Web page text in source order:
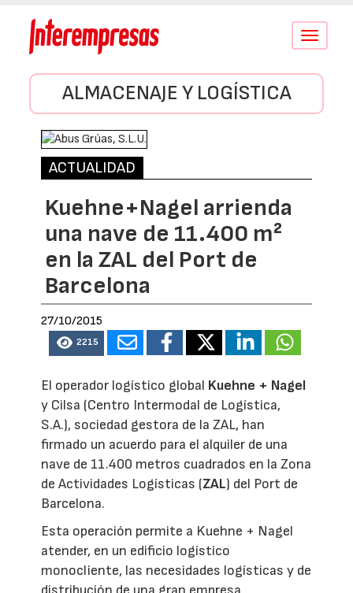
Conmutar
ALMACENAJE Y LOGÍSTICA
ACTUALIDAD
Kuehne+Nagel arrienda
una nave de 11.400 m²
en la ZAL del Port de
Barcelona
27/10/2015
2215
El operador logístico global Kuehne + Nagel
y Cilsa (Centro Intermodal de Logística,
S.A.), sociedad gestora de la ZAL, han
firmado un acuerdo para el alquiler de una
nave de 11.400 metros cuadrados en la Zona
de Actividades Logísticas (ZAL) del Port de
Barcelona.
Esta operación permite a Kuehne + Nagel
atender, en un edificio logístico
monocliente, las necesidades logísticas y de